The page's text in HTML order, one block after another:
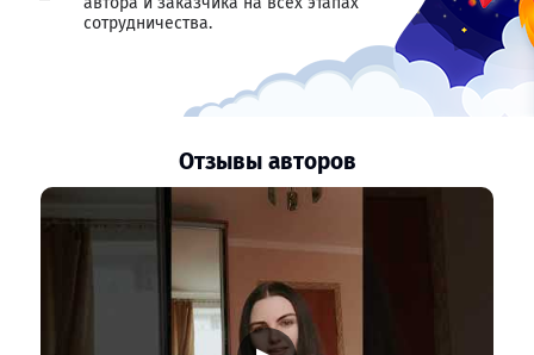
сотрудничества.
Отзывы авторов